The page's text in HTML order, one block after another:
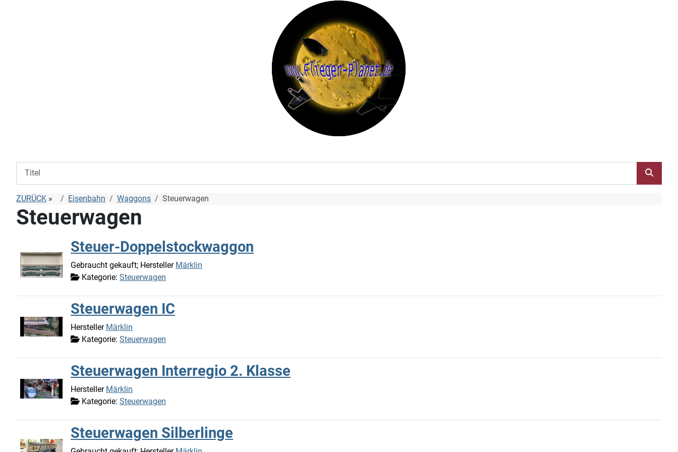
ZURÜCK » Eisenbahn Waggons Steuerwagen
Steuerwagen
Steuer-Doppelstockwaggon
Gebraucht gekauft; Hersteller Märklin
Kategorie: Steuerwagen
Steuerwagen IC
Hersteller Märklin
Kategorie: Steuerwagen
Steuerwagen Interregio 2. Klasse
Hersteller Märklin
Kategorie: Steuerwagen
Steuerwagen Silberlinge